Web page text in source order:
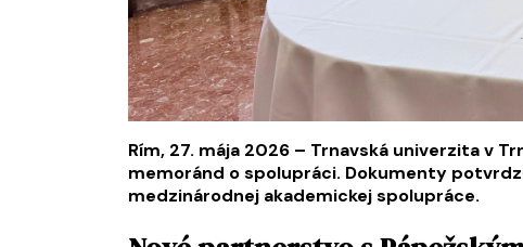
Rím, 27. mája 2026 – Trnavská univerzita v
memoránd o spolupráci. Dokumenty
medzinárodnej akademickej spolupráce.